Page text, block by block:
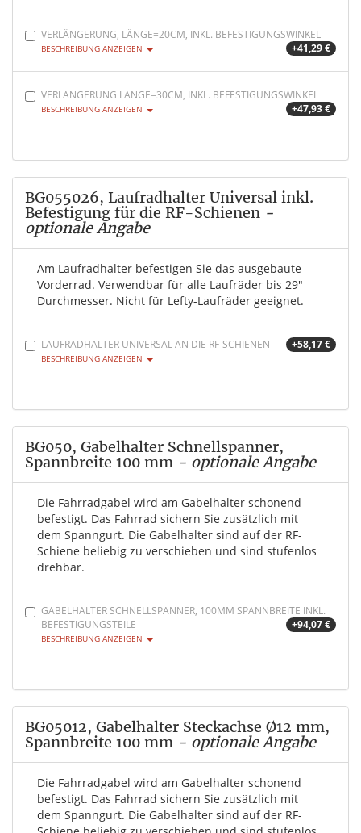
VERLÄNGERUNG, LÄNGE=20CM, INKL. BEFESTIGUNGSWINKEL
+41,29 €
BESCHREIBUNG ANZEIGEN
VERLÄNGERUNG LÄNGE=30CM, INKL. BEFESTIGUNGSWINKEL
+47,93 €
BESCHREIBUNG ANZEIGEN
BG055026, Laufradhalter Universal inkl.
Befestigung für die RF-Schienen -
optionale Angabe
Am Laufradhalter befestigen Sie das ausgebaute
Vorderrad. Verwendbar für alle Laufräder bis 29"
Durchmesser. Nicht für Lefty-Laufräder geeignet.
LAUFRADHALTER UNIVERSAL AN DIE RF-SCHIENEN +58,17 €
BESCHREIBUNG ANZEIGEN
BG050, Gabelhalter Schnellspanner,
Spannbreite 100 mm - optionale Angabe
Die Fahrradgabel wird am Gabelhalter schonend
befestigt. Das Fahrrad sichern Sie zusätzlich mit
dem Spanngurt. Die Gabelhalter sind auf der RF-
Schiene beliebig zu verschieben und sind stufenlos
drehbar.
GABELHALTER SCHNELLSPANNER, 100MM SPANNBREITE INKL.
BEFESTIGUNGSTEILE
+94,07 €
BESCHREIBUNG ANZEIGEN
BG05012, Gabelhalter Steckachse Ø12 mm,
Spannbreite 100 mm - optionale Angabe
Die Fahrradgabel wird am Gabelhalter schonend
befestigt. Das Fahrrad sichern Sie zusätzlich mit
dem Spanngurt. Die Gabelhalter sind auf der RF-